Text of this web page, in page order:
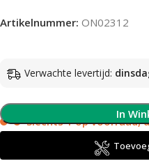
Artikelnummer: ON02312
Verwachte levertijd:
Slechts 1 op voorraad,
In